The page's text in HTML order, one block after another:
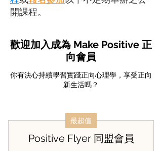
開課程。
歡迎加入成為 Make Positive 正
向會員
你有決心持續學習實踐正向心理學，享受正向
新生活嗎？
最超值
Positive Flyer 同盟會員